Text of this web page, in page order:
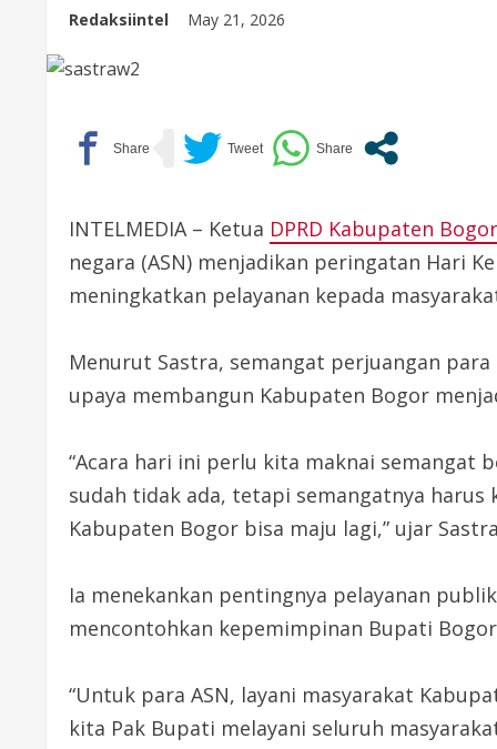
Redaksiintel May 21, 2026
INTELMEDIA – Ketua DPRD Kabupaten Bogor
negara (ASN) menjadikan peringatan Hari
meningkatkan pelayanan kepada
Menurut Sastra, semangat perjuangan
upaya membangun Kabupaten Bogor
“Acara hari ini perlu kita maknai semangat
sudah tidak ada, tetapi semangatnya
Kabupaten Bogor bisa maju lagi,” ujar
Ia menekankan pentingnya pelayanan
mencontohkan kepemimpinan Bupati
“Untuk para ASN, layani masyarakat
kita Pak Bupati melayani seluruh